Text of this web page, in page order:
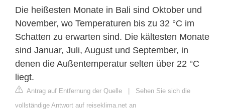
Die heißesten Monate in Bali sind Oktober und
November, wo Temperaturen bis zu 32 °C im
Schatten zu erwarten sind. Die kältesten Monate
sind Januar, Juli, August und September, in
denen die Außentemperatur selten über 22 °C
liegt.
Antrag auf Entfernung der Quelle
Sehen Sie sich die
vollständige Antwort auf reiseklima.net an